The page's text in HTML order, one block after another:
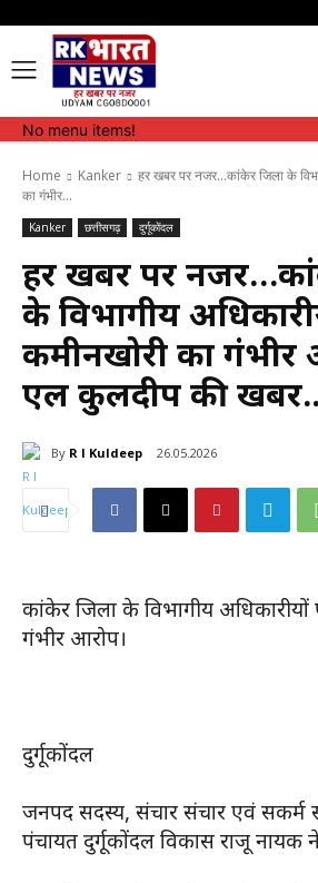
No menu items!
Home Kanker
हर खबर पर नजर...कांकेर जिला के
का गंभीर...
Kanker छत्तीसगढ़ दुर्गूकोंदल
हर खबर पर
के विभागीय
कमीनखोरी का
एल कुलदीप की
By R l Kuldeep 26.05.2026
कांकेर जिला के विभागीय
गंभीर आरोप।
दुर्गूकोंदल
जनपद सदस्य, संचार संचार एवं सकर्म
पंचायत दुर्गूकोंदल विकास राजू नायक